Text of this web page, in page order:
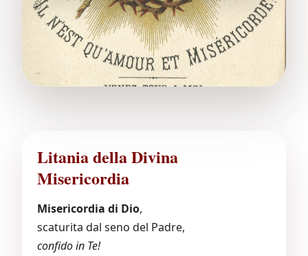
Litania della Divina
Misericordia
Misericordia di Dio,
scaturita dal seno del Padre,
confido in Te!